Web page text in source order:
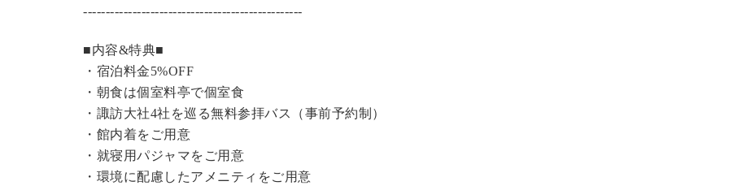
-------------------------------------------------
■内容&特典■
・宿泊料金5%OFF
・朝食は個室料亭で個室食
・諏訪大社4社を巡る無料参拝バス（事前予約制）
・館内着をご用意
・就寝用パジャマをご用意
・環境に配慮したアメニティをご用意